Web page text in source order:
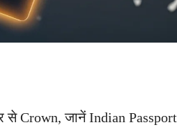
से Crown, जानें Indian Passport